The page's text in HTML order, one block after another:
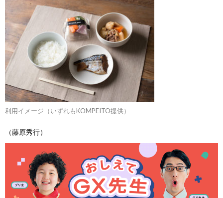
利用イメージ（いずれもKOMPEITO提供）
（藤原秀行）